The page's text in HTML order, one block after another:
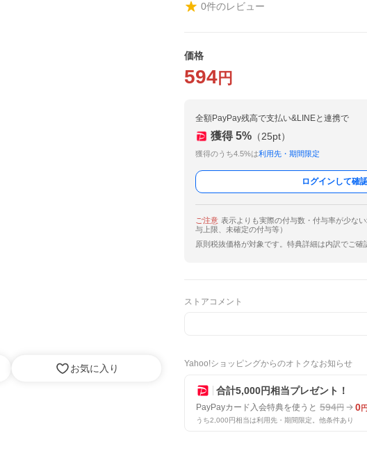
お気に入り
0件のレビュー
価格
594円
全額PayPay残高で支払い&LINEと連携で
獲得 5% （25pt）
獲得のうち4.5%は利用先・期間限定
ログインして確
ご注意 表示よりも実際の付与数・付与率が少な
与上限、未確定の付与等）
原則税抜価格が対象です。特典詳細は内訳でご確
ストアコメント
Yahoo!ショッピングからのオトクなお知らせ
合計5,000円相当プレゼント！
PayPayカード入会特典を使うと 594円 0円
うち2,000円相当は利用先・期間限定。他条件あり